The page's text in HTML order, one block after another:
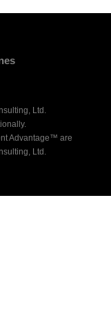
Ltd.
Advantage™ are
Ltd.